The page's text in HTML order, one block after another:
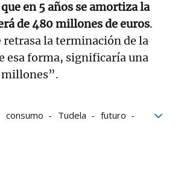
en 5 años se amortiza la
de 480 millones de euros.
retrasa la terminación de la
esa forma, significaría una
millones”.
consumo Tudela
futuro